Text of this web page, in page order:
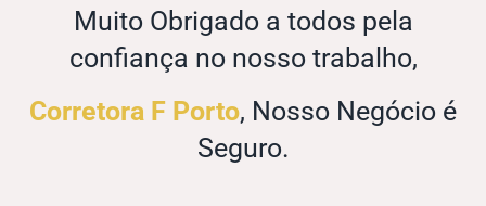
Muito Obrigado a todos pela
confiança no nosso trabalho,
Corretora F Porto, Nosso Negócio é
Seguro.